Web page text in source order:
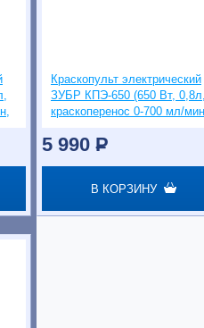
Краскопульт электрический
ЗУБР КПЭ-650 (650 Вт,
краскоперенос 0-700 мл/
5 990 P
В КОРЗИНУ